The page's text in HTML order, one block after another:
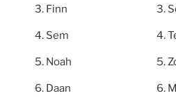
Finn
Sem
Noah
Daan